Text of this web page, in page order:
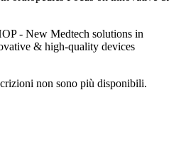
- New Medtech solutions in
& high-quality devices
non sono più disponibili.